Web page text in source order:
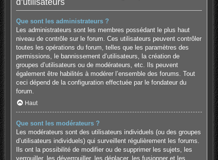
d’utilisateurs
Que sont les administrateurs ?
Les administrateurs sont les membres possédant le plus haut
niveau de contrôle sur le forum. Ces utilisateurs peuvent contrôler
toutes les opérations du forum, telles que les paramètres des
permissions, le bannissement d’utilisateurs, la création de
groupes d’utilisateurs ou de modérateurs, etc. Ils peuvent
également être habilités à modérer l’ensemble des forums. Tout
ceci dépend de la configuration effectuée par le fondateur du
forum.
Haut
Que sont les modérateurs ?
Les modérateurs sont des utilisateurs individuels (ou des groupes
d’utilisateurs individuels) qui surveillent régulièrement les forums.
Ils ont la possibilité de modifier ou de supprimer les sujets, les
verrouiller, les déverrouiller, les déplacer, les fusionner et les